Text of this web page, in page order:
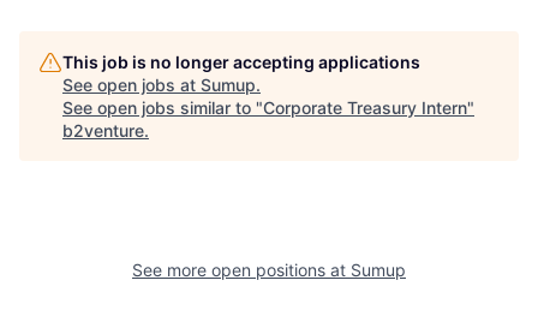
This job is no longer accepting applications
See open jobs at Sumup.
See open jobs similar to "Corporate Treasury Intern"
b2venture.
See more open positions at Sumup